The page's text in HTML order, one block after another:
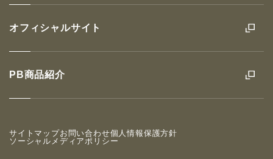
オフィシャルサイト
PB商品紹介
サイトマップお問い合わせ個人情報保護方針
ソーシャルメディアポリシー